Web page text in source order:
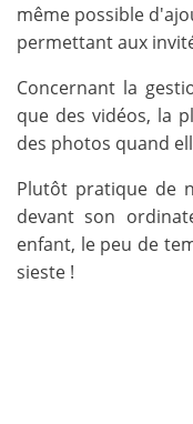
même possible
permettant aux
Concernant la
que des vidéos, la
des photos quand
Plutôt pratique de
devant son
enfant, le peu de
sieste !